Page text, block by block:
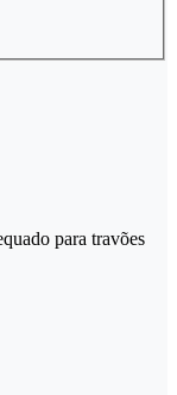
para travões